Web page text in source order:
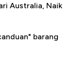
Australia, Naik
barang